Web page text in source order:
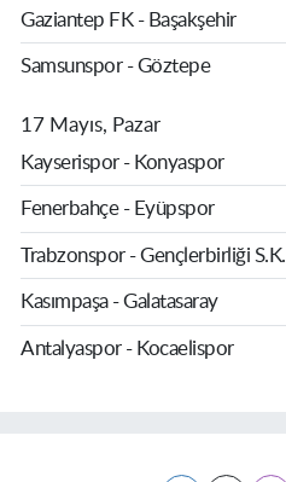
Gaziantep FK - Başakşehir
Samsunspor - Göztepe
17 Mayıs, Pazar
Kayserispor - Konyaspor
Fenerbahçe - Eyüpspor
Trabzonspor - Gençlerbirliği S.K.
Kasımpaşa - Galatasaray
Antalyaspor - Kocaelispor